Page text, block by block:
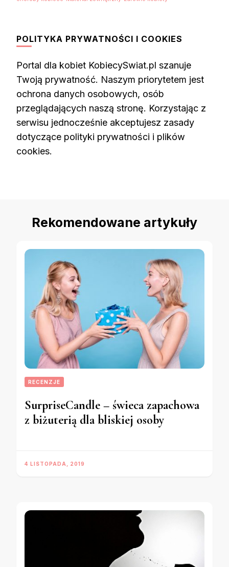
POLITYKA PRYWATNOŚCI I COOKIES
Portal dla kobiet KobiecySwiat.pl szanuje
Twoją prywatność. Naszym priorytetem jest
ochrona danych osobowych, osób
przeglądających naszą stronę. Korzystając z
serwisu jednocześnie akceptujesz zasady
dotyczące polityki prywatności i plików
cookies.
Rekomendowane artykuły
RECENZJE
SurpriseCandle – świeca zapachowa
z biżuterią dla bliskiej osoby
4 LISTOPADA, 2019